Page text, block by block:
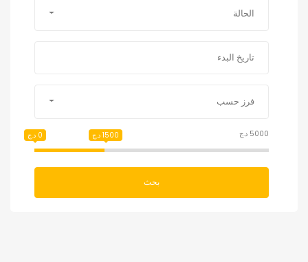
الحالة
فرز حسب
5000 د.ج 0 د.ج 1500 د.ج
بحث